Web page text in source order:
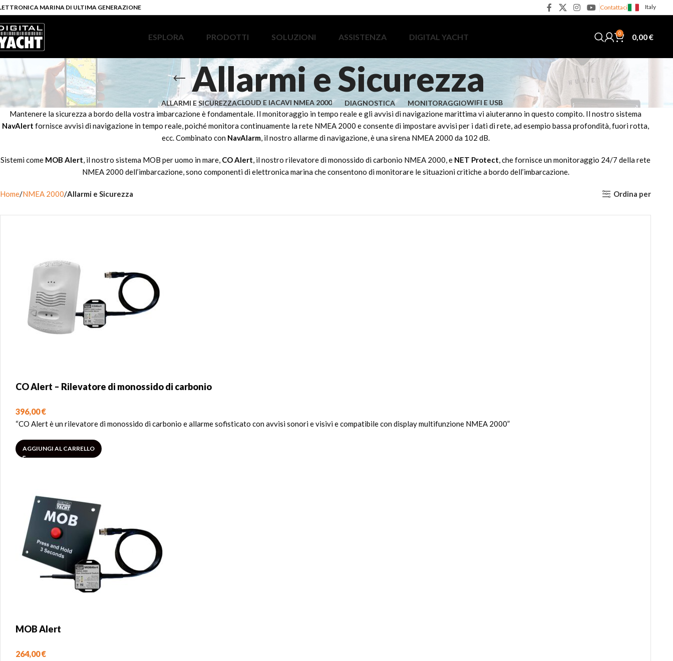
MARINA DI ULTIMA GENERAZIONE Contattaci Italy
ESPLORA PRODOTTI SOLUZIONI ASSISTENZA DIGITAL YACHT 0 0,00€
Allarmi e Sicurezza
ALLARMI E SICUREZZACLOUD E IACAVI NMEA 2000 DIAGNOSTICA MONITORAGGIOWIFI E USB
Mantenere la sicurezza a bordo della vostra imbarcazione è fondamentale. Il monitoraggio in tempo reale e gli avvisi di navigazione marittima vi aiuteranno in questo compito. Il nostro sistema
NavAlert fornisce avvisi di navigazione in tempo reale, poiché monitora continuamente la rete NMEA 2000 e consente di impostare avvisi per i dati di rete, ad esempio bassa profondità, fuori rotta,
ecc. Combinato con NavAlarm, il nostro allarme di navigazione, è una sirena NMEA 2000 da 102 dB.
Sistemi come MOB Alert, il nostro sistema MOB per uomo in mare, CO Alert, il nostro rilevatore di monossido di carbonio NMEA 2000, e NET Protect, che fornisce un monitoraggio 24/7 della rete
NMEA 2000 dell’imbarcazione, sono componenti di elettronica marina che consentono di monitorare le situazioni critiche a bordo dell’imbarcazione.
Home NMEA 2000 Allarmi e Sicurezza Ordina per
CO Alert – Rilevatore di monossido di carbonio
396,00€
“CO Alert è un rilevatore di monossido di carbonio e allarme sofisticato con avvisi sonori e visivi e compatibile con display multifunzione NMEA 2000”
AGGIUNGI AL CARRELLO
MOB Alert
264,00€